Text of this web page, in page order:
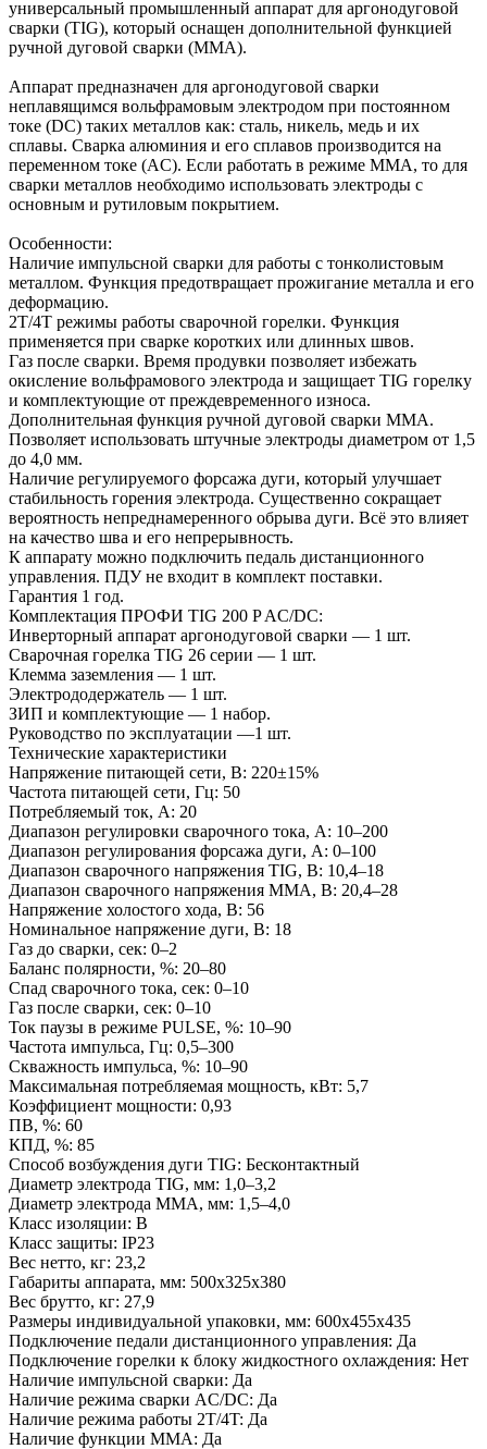
универсальный промышленный аппарат для аргонодуговой
сварки (TIG), который оснащен дополнительной функцией
ручной дуговой сварки (MMA).
Аппарат предназначен для аргонодуговой сварки
неплавящимся вольфрамовым электродом при постоянном
токе (DС) таких металлов как: сталь, никель, медь и их
сплавы. Сварка алюминия и его сплавов производится на
переменном токе (AC). Если работать в режиме MMА, то для
сварки металлов необходимо использовать электроды с
основным и рутиловым покрытием.
Особенности:
Наличие импульсной сварки для работы с тонколистовым
металлом. Функция предотвращает прожигание металла и его
деформацию.
2Т/4Т режимы работы сварочной горелки. Функция
применяется при сварке коротких или длинных швов.
Газ после сварки. Время продувки позволяет избежать
окисление вольфрамового электрода и защищает TIG горелку
и комплектующие от преждевременного износа.
Дополнительная функция ручной дуговой сварки MMA.
Позволяет использовать штучные электроды диаметром от 1,5
до 4,0 мм.
Наличие регулируемого форсажа дуги, который улучшает
стабильность горения электрода. Существенно сокращает
вероятность непреднамеренного обрыва дуги. Всё это влияет
на качество шва и его непрерывность.
К аппарату можно подключить педаль дистанционного
управления. ПДУ не входит в комплект поставки.
Гарантия 1 год.
Комплектация ПРОФИ TIG 200 P AC/DC:
Инверторный аппарат аргонодуговой сварки — 1 шт.
Сварочная горелка TIG 26 серии — 1 шт.
Клемма заземления — 1 шт.
Электрододержатель — 1 шт.
ЗИП и комплектующие — 1 набор.
Руководство по эксплуатации —1 шт.
Технические характеристики
Напряжение питающей сети, В: 220±15%
Частота питающей сети, Гц: 50
Потребляемый ток, А: 20
Диапазон регулировки сварочного тока, А: 10–200
Диапазон регулирования форсажа дуги, A: 0–100
Диапазон сварочного напряжения TIG, В: 10,4–18
Диапазон сварочного напряжения ММА, В: 20,4–28
Напряжение холостого хода, В: 56
Номинальное напряжение дуги, В: 18
Газ до сварки, сек: 0–2
Баланс полярности, %: 20–80
Спад сварочного тока, сек: 0–10
Газ после сварки, сек: 0–10
Ток паузы в режиме PULSE, %: 10–90
Частота импульса, Гц: 0,5–300
Скважность импульса, %: 10–90
Максимальная потребляемая мощность, кВт: 5,7
Коэффициент мощности: 0,93
ПВ, %: 60
КПД, %: 85
Способ возбуждения дуги TIG: Бесконтактный
Диаметр электрода TIG, мм: 1,0–3,2
Диаметр электрода MMA, мм: 1,5–4,0
Класс изоляции: B
Класс защиты: IP23
Вес нетто, кг: 23,2
Габариты аппарата, мм: 500х325х380
Вес брутто, кг: 27,9
Размеры индивидуальной упаковки, мм: 600х455х435
Подключение педали дистанционного управления: Да
Подключение горелки к блоку жидкостного охлаждения: Нет
Наличие импульсной сварки: Да
Наличие режима сварки AC/DC: Да
Наличие режима работы 2T/4T: Да
Наличие функции MMA: Да